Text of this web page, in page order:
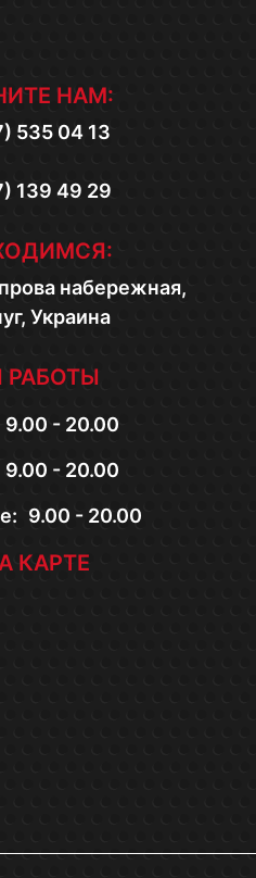
НАМ:
535 04 13
139 49 29
набережная,
Украина
РАБОТЫ
9.00 - 20.00
9.00 - 20.00
9.00 - 20.00
КАРТЕ